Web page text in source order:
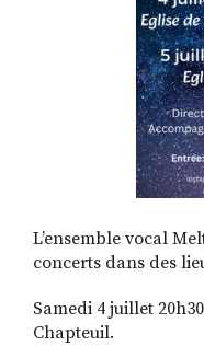
L’ensemble vocal
concerts dans des
Samedi 4 juillet
Chapteuil.